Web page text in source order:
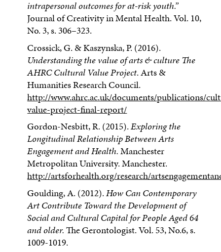
intrapersonal outcomes for at-risk youth.”
Journal of Creativity in Mental Health. Vol. 10,
No. 3, s. 306–323.
Crossick, G. & Kaszynska, P. (2016).
Understanding the value of arts & culture The
AHRC Cultural Value Project. Arts &
Humanities Research Council.
http://www.ahrc.ac.uk/documents/publications/
value-project-final-report/
Gordon-Nesbitt, R. (2015).Exploring the
Longitudinal Relationship Between Arts
Engagement and Health.Manchester
Metropolitan University. Manchester.
http://artsforhealth.org/research/
Goulding, A. (2012).How Can Contemporary
Art Contribute Toward the Development of
Social and Cultural Capital for People Aged 64
and older.The Gerontologist. Vol. 53, No.6, s.
1009-1019.